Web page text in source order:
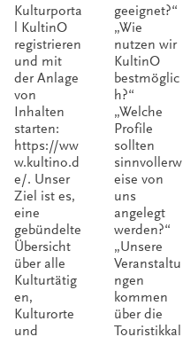
Kulturporta
l KultinO
registrieren
und mit
der Anlage
von
Inhalten
starten:
https://ww
w.kultino.d
e/. Unser
Ziel ist es,
eine
gebündelte
Übersicht
über alle
Kulturtätig
en,
Kulturorte
und
geeignet?“
„Wie
nutzen wir
KultinO
bestmöglic
h?“
„Welche
Profile
sollten
sinnvollerw
eise von
uns
angelegt
werden?“
„Unsere
Veranstaltu
ngen
kommen
über die
Touristikkal